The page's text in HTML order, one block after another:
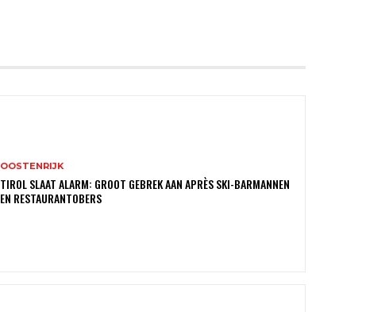
OOSTENRIJK
TIROL SLAAT ALARM: GROOT GEBREK AAN APRÈS SKI-BARMANNEN
EN RESTAURANTOBERS